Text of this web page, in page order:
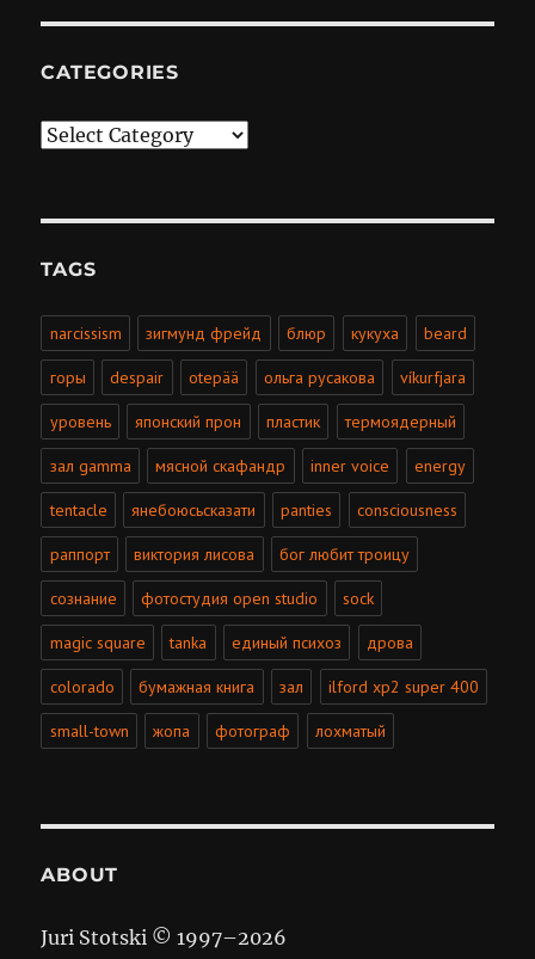
CATEGORIES
Categories
TAGS
narcissism зигмунд фрейд блюр кукуха beard
горы despair otepää ольга русакова víkurfjara
уровень японский прон пластик термоядерный
зал gamma мясной скафандр inner voice energy
tentacle янебоюсьсказати panties consciousness
раппорт виктория лисова бог любит троицу
сознание фотостудия open studio sock
magic square tanka единый психоз дрова
colorado бумажная книга зал ilford xp2 super 400
small-town жопа фотограф лохматый
ABOUT
Juri Stotski © 1997–2026